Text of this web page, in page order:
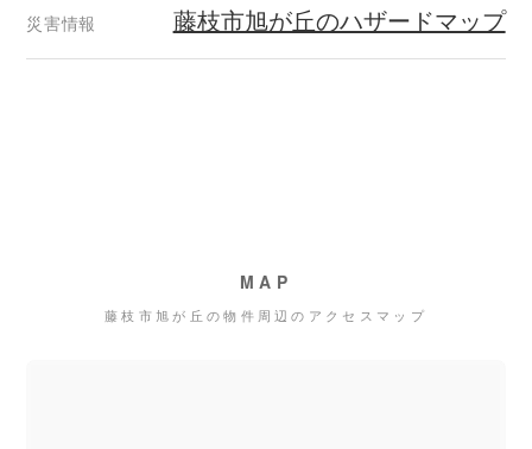
災害情報 藤枝市旭が丘のハザードマップ
MAP
藤枝市旭が丘の物件周辺のアクセスマップ